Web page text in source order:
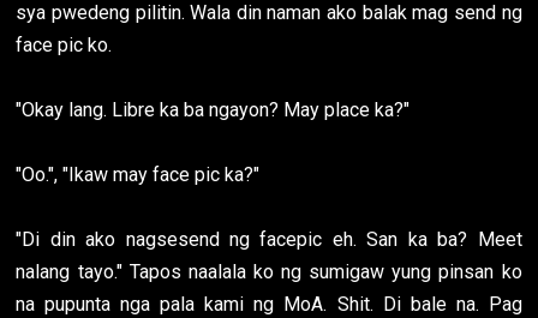
sya pwedeng pilitin. Wala din naman ako balak mag send ng
face pic ko.
"Okay lang. Libre ka ba ngayon? May place ka?"
"Oo.", "Ikaw may face pic ka?"
"Di din ako nagsesend ng facepic eh. San ka ba? Meet
nalang tayo." Tapos naalala ko ng sumigaw yung pinsan ko
na pupunta nga pala kami ng MoA. Shit. Di bale na. Pag